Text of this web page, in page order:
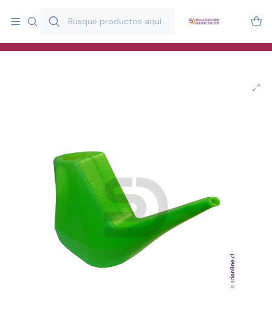
y estimulación infantil en Chile.
Especialistas en recursos educativos para aulas, terapeutas y